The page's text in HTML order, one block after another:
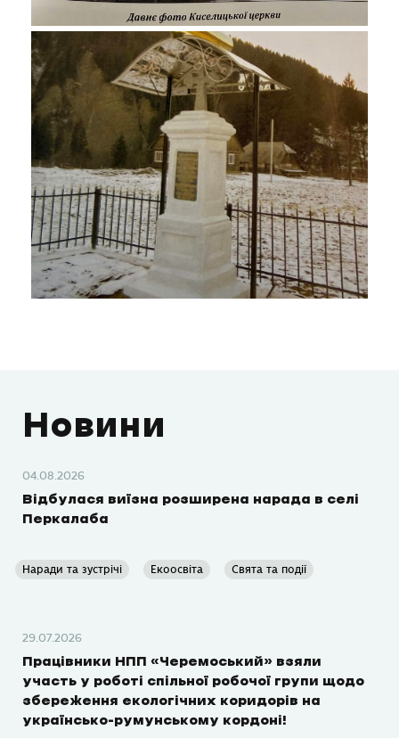
Новини
04.08.2026
Відбулася виїзна розширена нарада в селі
Перкалаба
Наради та зустрічі Екоосвіта Свята та події
29.07.2026
Працівники НПП «Черемоський» взяли
участь у роботі спільної робочої групи щодо
збереження екологічних коридорів на
українсько-румунському кордоні!